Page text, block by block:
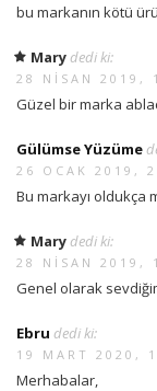
bu markanın kötü
Mary dedi ki:
28 NISAN 2019,
Güzel bir marka
Gülümse Yüzüme
26 OCAK 2019,
Bu markayı oldukça
Mary dedi ki:
28 NISAN 2019,
Genel olarak
Ebru dedi ki:
19 MART 2020,
Merhabalar,